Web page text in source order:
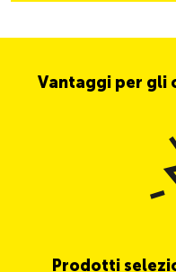
Vantaggi per gli
Prodotti